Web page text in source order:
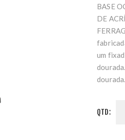
BASE
DE
um
QTD: